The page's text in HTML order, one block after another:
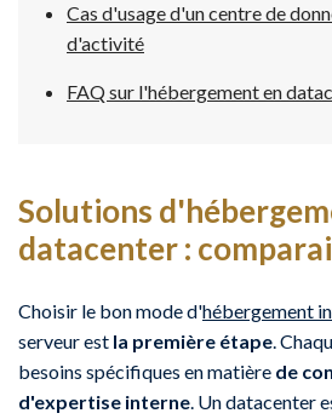
Cas d'usage d'un centre de
d'activité
FAQ sur l'hébergement en
Solutions
datacenter :
Choisir le bon mode d'hébergement
serveur est la première étape.
besoins spécifiques en matière de
d'expertise interne. Un datacenter